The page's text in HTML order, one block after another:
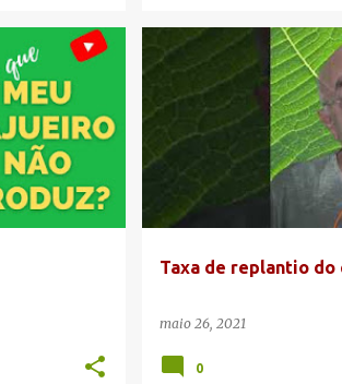
Taxa de replantio do
maio 26, 2021
CAJUEIRO ANÃO CANAL DA
PLANTIO DO CAJUEIRO
TAXA DE REPLANTIO DO
0